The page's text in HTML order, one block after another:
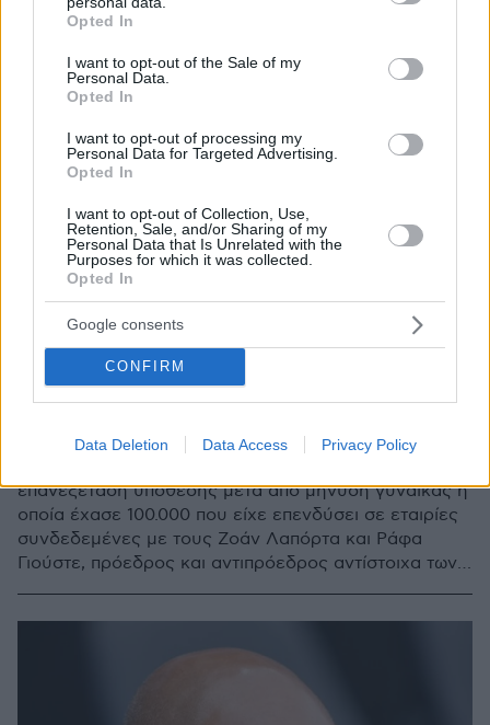
grant or deny consent to Google and its third-party tags to
use your data for below specified purposes in below Google
consent section.
Opted In
I want to opt-out of the Sale of my
Personal Data.
Opted In
I want to opt-out of processing my
Personal Data for Targeted Advertising.
Opted In
I want to opt-out of Collection, Use,
Retention, Sale, and/or Sharing of my
Personal Data that Is Unrelated with the
Purposes for which it was collected.
Opted In
Google consents
CONFIRM
Data Deletion Data Access Privacy Policy
δικαστική διερεύνση για υπόθεση απάτης
επανεξέταση υπόθεσης μετά από μήνυση γυναίκας η
οποία έχασε 100.000 που είχε επενδύσει σε εταιρίες
συνδεδεμένες με τους Ζοάν Λαπόρτα και Ράφα
Γιούστε, πρόεδρος και αντιπρόεδρος αντίστοιχα των
18.11.2025, 20:42 1